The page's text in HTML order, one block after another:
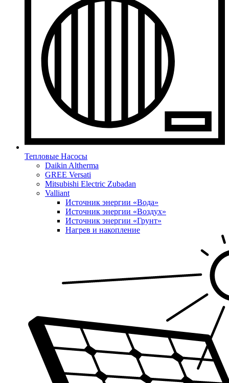
Тепловые Насосы
Daikin Altherma
GREE Versati
Mitsubishi Electric Zubadan
Valliant
Источник энергии «Вода»
Источник энергии «Воздух»
Источник энергии «Грунт»
Нагрев и накопление